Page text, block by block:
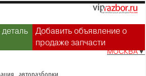
Добавить объявление о
продаже запчасти
МОСКВА▼